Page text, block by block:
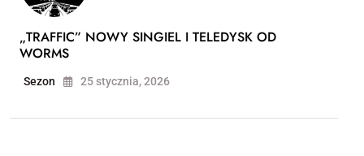
„TRAFFIC” NOWY SINGIEL I TELEDYSK OD
WORMS
Sezon 25 stycznia, 2026